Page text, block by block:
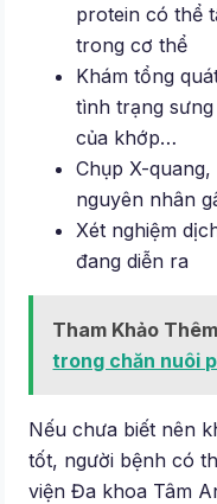
protein có thể
trong cơ thể
Khám tổng
tình trạng
của khớp…
Chụp X-
nguyên nhân
Xét nghiệm
đang diễn ra
Tham Khảo
trong chăn nuôi
Nếu chưa biết nên
tốt, người bệnh có
viện Đa khoa Tâm